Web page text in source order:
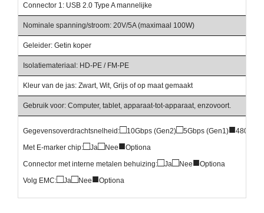
Connector 1: USB 2.0 Type A mannelijke
Nominale spanning/stroom: 20V/5A (maximaal 100W)
Geleider: Getin koper
Isolatiemateriaal: HD-PE / FM-PE
Kleur van de jas: Zwart, Wit, Grijs of op maat gemaakt
Gebruik voor: Computer, tablet, apparaat-tot-apparaat, enzovoort.
Gegevensoverdrachtsnelheid:□10Gbps (Gen2)□5Gbps (Gen1)■
Met E-marker chip:□Ja□Nee■Optiona
Connector met interne metalen behuizing:□Ja□Nee■Optiona
Volg EMC:□Ja□Nee■Optiona